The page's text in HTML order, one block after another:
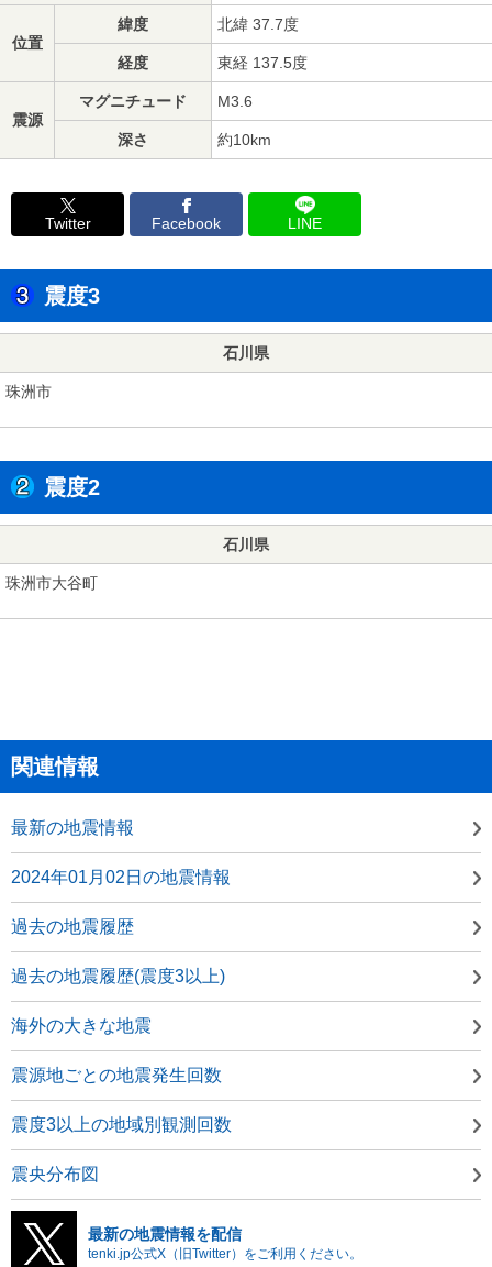
位置
緯度 北緯 37.7度
経度 東経 137.5度
震源
マグニチュード M3.6
深さ 約10km
Twitter Facebook LINE
震度3
石川県
珠洲市
震度2
石川県
珠洲市大谷町
関連情報
最新の地震情報
2024年01月02日の地震情報
過去の地震履歴
過去の地震履歴(震度3以上)
海外の大きな地震
震源地ごとの地震発生回数
震度3以上の地域別観測回数
震央分布図
最新の地震情報を配信
tenki.jp公式X（旧Twitter）をご利用ください。